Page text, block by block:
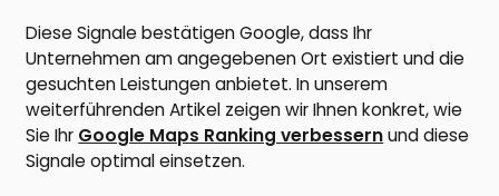
Diese Signale bestätigen Google, dass Ihr
Unternehmen am angegebenen Ort existiert und die
gesuchten Leistungen anbietet. In unserem
weiterführenden Artikel zeigen wir Ihnen konkret, wie
Sie Ihr Google Maps Ranking verbessernund diese
Signale optimal einsetzen.